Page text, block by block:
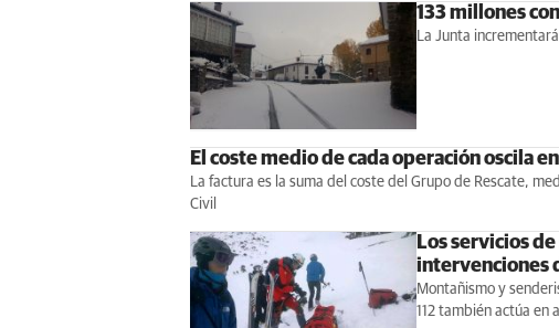
133 millones
La Junta
El coste medio de cada operación oscila
La factura es la suma del coste del Grupo de Rescate,
Civil
Los servicios
intervenciones
Montañismo y
112 también actúa en